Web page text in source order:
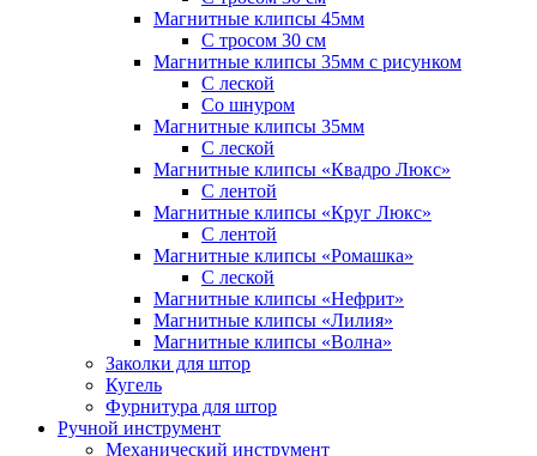
Магнитные клипсы 45мм
С тросом 30 см
Магнитные клипсы 35мм с рисунком
С леской
Со шнуром
Магнитные клипсы 35мм
С леской
Магнитные клипсы «Квадро Люкс»
С лентой
Магнитные клипсы «Круг Люкс»
С лентой
Магнитные клипсы «Ромашка»
С леской
Магнитные клипсы «Нефрит»
Магнитные клипсы «Лилия»
Магнитные клипсы «Волна»
Заколки для штор
Кугель
Фурнитура для штор
Ручной инструмент
Механический инструмент